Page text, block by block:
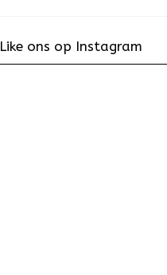
Like ons op Instagram